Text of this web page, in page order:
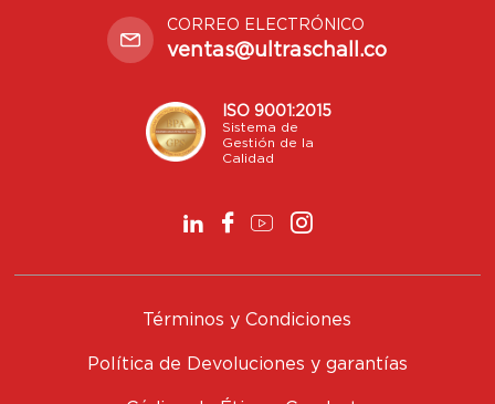
CORREO ELECTRÓNICO
ventas@ultraschall.co
ISO 9001:2015
Sistema de
Gestión de la
Calidad
Términos y Condiciones
Política de Devoluciones y garantías